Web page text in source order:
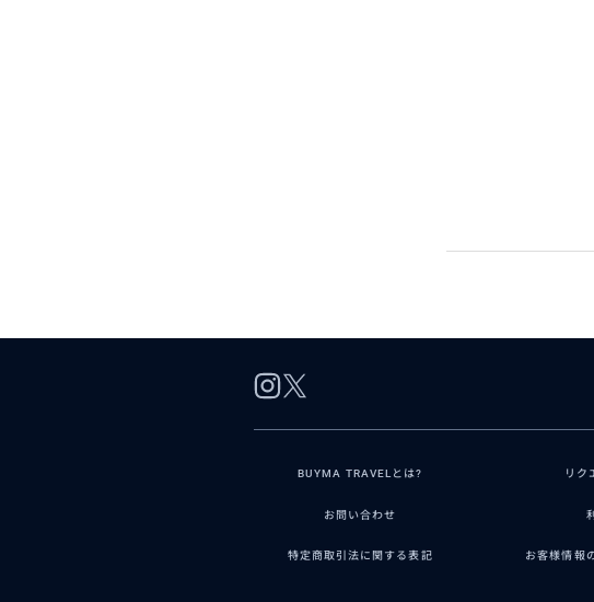
BUYMA TRAVELとは? リク
お問い合わせ
特定商取引法に関する表記 お客様情報